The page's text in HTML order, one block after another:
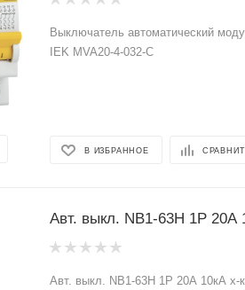
Выключатель автоматический
IEK MVA20-4-032-C
В ИЗБРАННОЕ
Авт. выкл. NB1-63Н 1Р 20А 10кА х-